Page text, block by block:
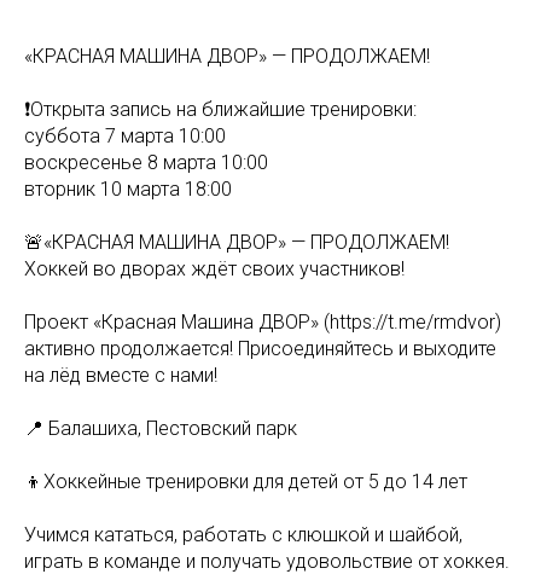
«КРАСНАЯ МАШИНА ДВОР» — ПРОДОЛЖАЕМ!
❗️Открыта запись на ближайшие тренировки:
суббота 7 марта 10:00
воскресенье 8 марта 10:00
вторник 10 марта 18:00
🚨«КРАСНАЯ МАШИНА ДВОР» — ПРОДОЛЖАЕМ!
Хоккей во дворах ждёт своих участников!
Проект «Красная Машина ДВОР» (https://t.me/rmdvor)
активно продолжается! Присоединяйтесь и выходите
на лёд вместе с нами!
📍 Балашиха, Пестовский парк
👦Хоккейные тренировки для детей от 5 до 14 лет
Учимся кататься, работать с клюшкой и шайбой,
играть в команде и получать удовольствие от хоккея.